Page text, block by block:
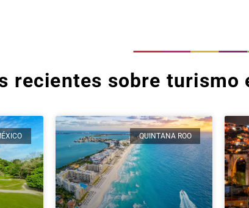
recientes sobre turismo
QUINTANA ROO